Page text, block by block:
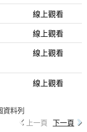
線上觀看
線上觀看
線上觀看
線上觀看
資料列
上一頁 下一頁